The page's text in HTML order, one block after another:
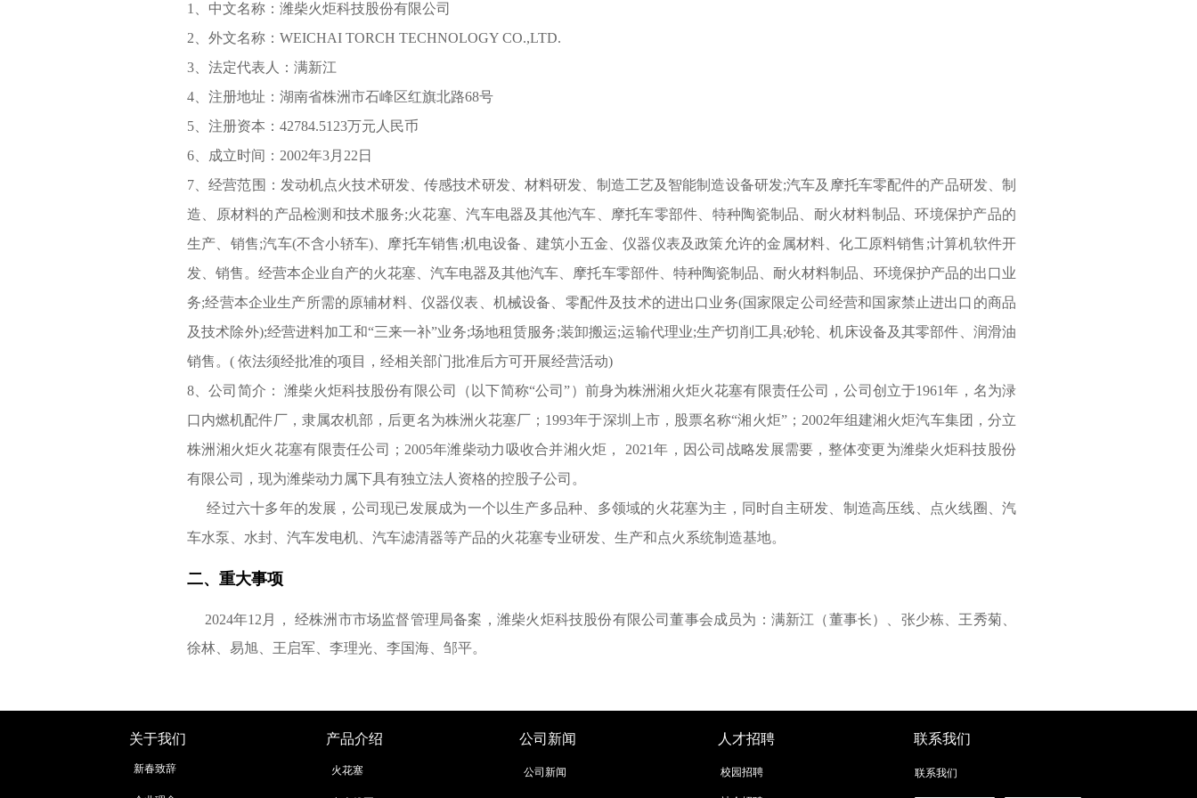
1、中文名称：潍柴火炬科技股份有限公司
2、外文名称：WEICHAI TORCH TECHNOLOGY CO.,LTD.
3、法定代表人： 满新江
4、注册地址：湖南省株洲市石峰区红旗北路68号
5、注册资本：42784.5123万元人民币
6、成立时间：2002年3月22日
7、经营范围：发动机点火技术研发、传感技术研发、材料研发、制造工艺及智能制造设备研发;汽车及摩托车零配件的产品研发、制
造、原材料的产品检测和技术服务;火花塞、汽车电器及其他汽车、摩托车零部件、特种陶瓷制品、耐火材料制品、环境保护产品的
生产、销售;汽车(不含小轿车)、摩托车销售;机电设备、建筑小五金、仪器仪表及政策允许的金属材料、化工原料销售;计算机软件开
发、销售。经营本企业自产的火花塞、汽车电器及其他汽车、摩托车零部件、特种陶瓷制品、耐火材料制品、环境保护产品的出口业
务;经营本企业生产所需的原辅材料、仪器仪表、机械设备、零配件及技术的进出口业务(国家限定公司经营和国家禁止进出口的商品
及技术除外);经营进料加工和“三来一补”业务;场地租赁服务;装卸搬运;运输代理业;生产切削工具;砂轮、机床设备及其零部件、润滑油
销售。( 依法须经批准的项目，经相关部门批准后方可开展经营活动)
8、公司简介： 潍柴火炬科技股份有限公司（以下简称“公司”）前身为株洲湘火炬火花塞有限责任公司，公司创立于1961年，名为渌
口内燃机配件厂，隶属农机部，后更名为株洲火花塞厂；1993年于深圳上市，股票名称“湘火炬”；2002年组建湘火炬汽车集团，分立
株洲湘火炬火花塞有限责任公司；2005年潍柴动力吸收合并湘火炬， 2021年，因公司战略发展需要，整体变更为潍柴火炬科技股份
有限公司，现为潍柴动力属下具有独立法人资格的控股子公司。
经过六十多年的发展，公司现已发展成为一个以生产多品种、多领域的火花塞为主，同时自主研发、制造高压线、点火线圈、汽
车水泵、水封、汽车发电机、汽车滤清器等产品的火花塞专业研发、生产和点火系统制造基地。
二、重大事项
2024年12月， 经株洲市市场监督管理局备案，潍柴火炬科技股份有限公司董事会成员为：满新江（董事长）、张少栋、王秀菊、
徐林、易旭、王启军、李理光、李国海、邹平。
联系我们
联系我们
校园招聘
人才招聘
公司新闻
公司新闻
产品介绍
火花塞
关于我们
新春致辞